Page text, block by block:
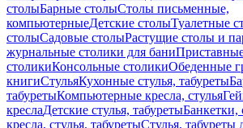
столыБарные столыСтолы письменные,
компьютерныеДетские столыТуалетные
столыСадовые столыРастущие столы и
журнальные столики для бани
столикиКонсольные столикиОбеденные
книгиСтульяКухонные стулья, табуреты
табуретыКомпьютерные кресла, стулья
креслаДетские стулья, табуретыБанкетки,
кресла, стулья, табуретыСтулья, табуреты